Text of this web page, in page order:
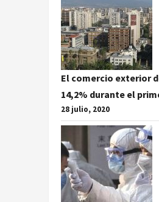
El comercio exterior
14,2% durante el
28 julio, 2020